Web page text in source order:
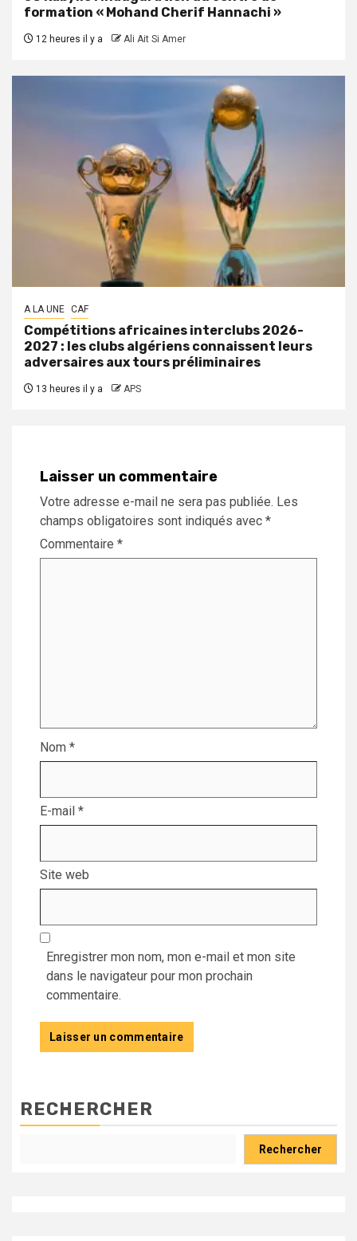
formation « Mohand Cherif Hannachi »
12 heures il y a Ali Ait Si Amer
A LA UNE CAF
Compétitions africaines interclubs 2026-
2027 : les clubs algériens connaissent leurs
adversaires aux tours préliminaires
13 heures il y a APS
Laisser un commentaire
Votre adresse e-mail ne sera pas publiée. Les
champs obligatoires sont indiqués avec *
Commentaire *
Nom *
E-mail *
Site web
Enregistrer mon nom, mon e-mail et mon site
dans le navigateur pour mon prochain
commentaire.
RECHERCHER
Rechercher